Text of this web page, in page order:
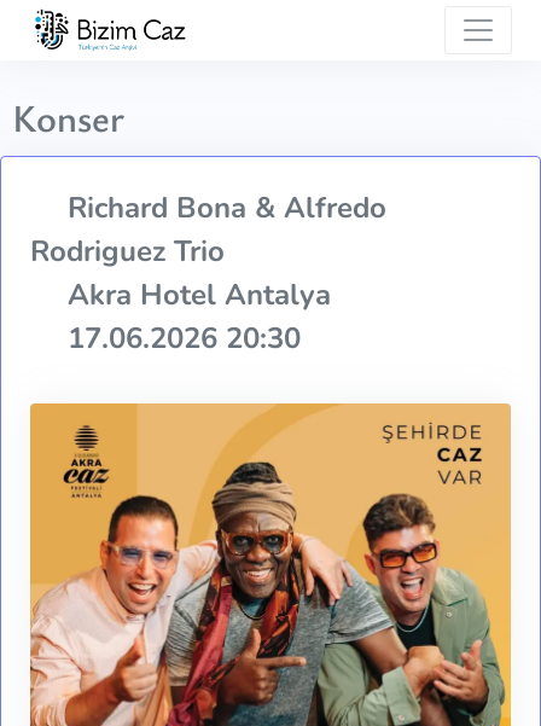
Konser
Richard Bona & Alfredo
Rodriguez Trio
Akra Hotel Antalya
17.06.2026 20:30